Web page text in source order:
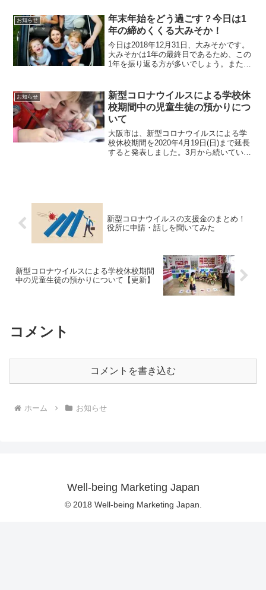
てください
お知らせ
年末年始をどう過ごす？今日は1
年の締めくくる大みそか！
今日は2018年12月31日、大みそかです。
大みそかは1年の最終日であるため、この
1年を振り返る方が多いでしょう。また年
年末年始ですので、1年を振り返っていき
ます。
お知らせ
新型コロナウイルスによる学校休
校期間中の児童生徒の預かりにつ
いて
大阪市は、新型コロナウイルスによる学
校休校期間を2020年4月19日(日)まで延長
すると発表しました。3月から続いている
のは不安なところです。そこで「六等
星」は、日中お子さまをお預かりさせて
新型コロナウイルスの支援金のまとめ！
役所に申請・話しを聞いてみた
新型コロナウイルスによる学校休校期間
中の児童生徒の預かりについて【更新】
コメント
コメントを書き込む
ホーム お知らせ
Well-being Marketing Japan
© 2018 Well-being Marketing Japan.